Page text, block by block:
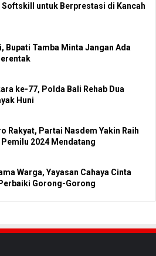
untuk Berprestasi di Kancah
Bupati Tamba Minta Jangan Ada
ke-77, Polda Bali Rehab Dua
Huni
Rakyat, Partai Nasdem Yakin Raih
2024 Mendatang
Warga, Yayasan Cahaya Cinta
Gorong-Gorong